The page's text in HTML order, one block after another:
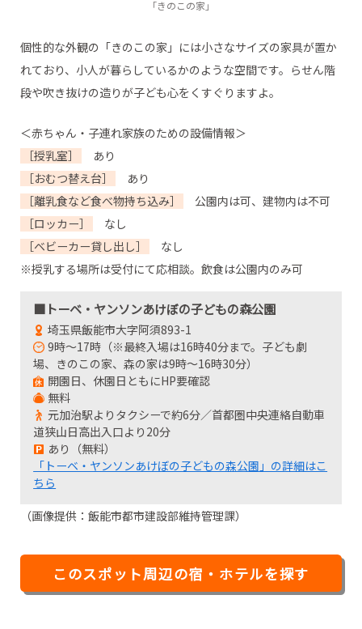
「きのこの家」
個性的な外観の「きのこの家」には小さなサイズの家具が置か
れており、小人が暮らしているかのような空間です。らせん階
段や吹き抜けの造りが子ども心をくすぐりますよ。
＜赤ちゃん・子連れ家族のための設備情報＞
［授乳室］
あり
［おむつ替え台］
あり
［離乳食など食べ物持ち込み］
公園内は可、建物内は不可
［ロッカー］
なし
［ベビーカー貸し出し］
なし
※授乳する場所は受付にて応相談。飲食は公園内のみ可
■トーベ・ヤンソンあけぼの子どもの森公園
埼玉県飯能市大字阿須893-1
9時～17時（※最終入場は16時40分まで。子ども劇
場、きのこの家、森の家は9時～16時30分）
開園日、休園日ともにHP要確認
無料
元加治駅よりタクシーで約6分／首都圏中央連絡自動車
道狭山日高出入口より20分
あり（無料）
「トーベ・ヤンソンあけぼの子どもの森公園」の詳細はこ
ちら
（画像提供：飯能市都市建設部維持管理課）
このスポット周辺の宿・ホテルを探す